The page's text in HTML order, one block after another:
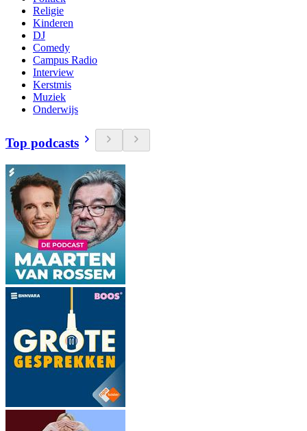
Religie
Kinderen
DJ
Comedy
Campus Radio
Interview
Kerstmis
Muziek
Onderwijs
Top podcasts